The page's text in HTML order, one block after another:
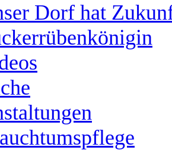
Dorf hat